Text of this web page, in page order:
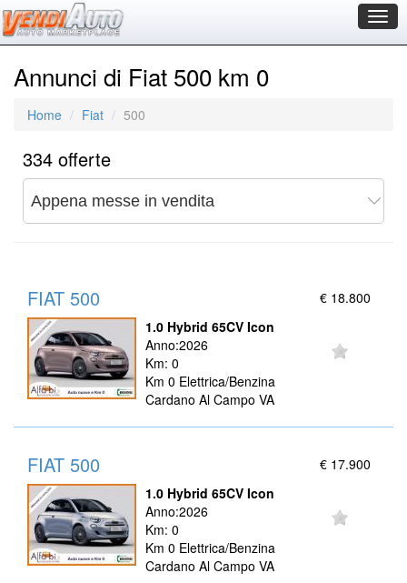
Annunci di Fiat 500 km 0
Home Fiat 500
334 offerte
€ 18.800
FIAT 500
1.0 Hybrid 65CV Icon
Anno:2026
Km: 0
Km 0 Elettrica/Benzina
Cardano Al Campo VA
€ 17.900
FIAT 500
1.0 Hybrid 65CV Icon
Anno:2026
Km: 0
Km 0 Elettrica/Benzina
Cardano Al Campo VA